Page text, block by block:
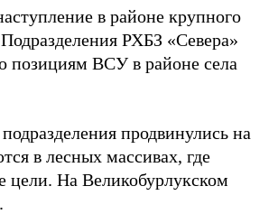
в районе крупного
РХБЗ «Севера»
позициям ВСУ в районе села
продвинулись на
в лесных массивах, где
цели. На Великобурлукском